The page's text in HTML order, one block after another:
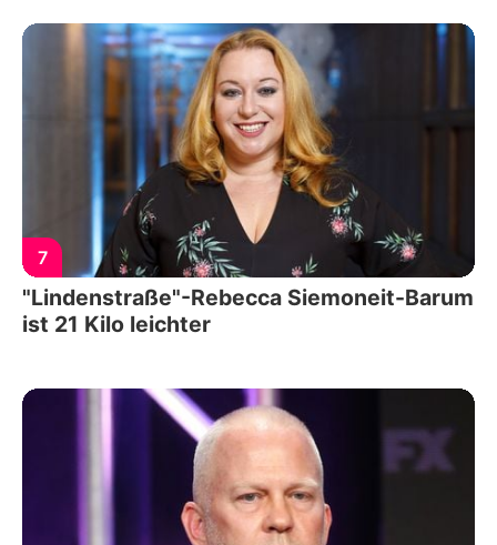
7
"Lindenstraße"-Rebecca Siemoneit-Barum
ist 21 Kilo leichter